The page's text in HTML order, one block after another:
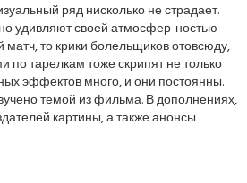
ряд нисколько не страдает.
удивляют своей атмосфер-ностью -
матч, то крики болельщиков отовсюду,
по тарелкам тоже скрипят не только
эффектов много, и они постоянны.
темой из фильма. В дополнениях,
картины, а также анонсы